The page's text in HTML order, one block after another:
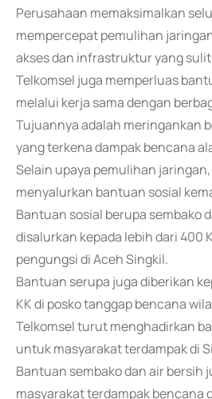
Perusahaan memaksimalkan
mempercepat pemulihan
akses dan infrastruktur yang
Telkomsel juga memperluas
melalui kerja sama dengan
Tujuannya adalah meringankan
yang terkena dampak bencana
Selain upaya pemulihan
menyalurkan bantuan sosial
Bantuan sosial berupa sembako
disalurkan kepada lebih dari 400
pengungsi di Aceh Singkil.
Bantuan serupa juga diberikan
KK di posko tanggap bencana
Telkomsel turut menghadirkan
untuk masyarakat terdampak di
Bantuan sembako dan air bersih
masyarakat terdampak bencana